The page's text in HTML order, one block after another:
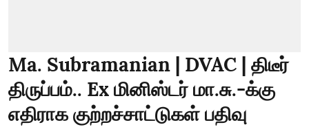
Ma. Subramanian | DVAC | திடீர்
திருப்பம்.. Ex மினிஸ்டர் மா.சு.-க்கு
எதிராக குற்றச்சாட்டுகள் பதிவு